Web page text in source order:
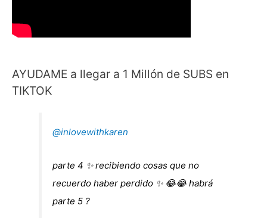
AYUDAME a llegar a 1 Millón de SUBS en
TIKTOK
@inlovewithkaren
parte 4 ✨ recibiendo cosas que no
recuerdo haber perdido ✨ 😂😂 habrá
parte 5 ?